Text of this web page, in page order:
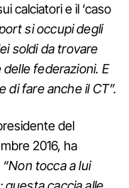
calciatori e il ‘caso
si occupi degli
soldi da trovare
federazioni. E
di fare anche il CT”.
del
2016, ha
“Non tocca a lui